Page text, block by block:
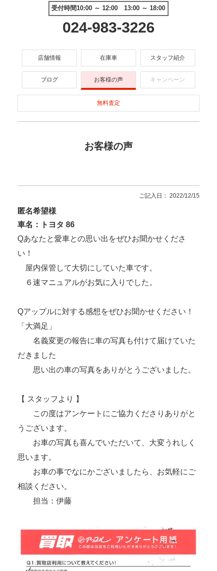
受付時間10:00 ～ 12:00 13:00 ～ 18:00
024-983-3226
店舗情報 在庫車 スタッフ紹介
ブログ お客様の声 キャンペーン
無料査定
お客様の声
ご記入日： 2022/12/15
匿名希望様
車名：トヨタ 86
Qあなたと愛車との思い出をぜひお聞かせくださ
い！
屋内保管して大切にしていた車です。
６速マニュアルがお気に入りでした。
Qアップルに対する感想をぜひお聞かせください！
「大満足」
名義変更の報告に車の写真も付けて届けていた
だきました
思い出の車の写真をありがとうございました。
【 スタッフより 】
この度はアンケートにご協力くださりありがと
うございます。
お車の写真も喜んでいただいて、大変うれしく
思います。
お車の事でなにかございましたら、お気軽にご
相談ください。
担当：伊藤